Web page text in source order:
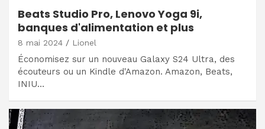
Beats Studio Pro, Lenovo Yoga 9i,
banques d'alimentation et plus
8 mai 2024 Lionel
Économisez sur un nouveau Galaxy S24 Ultra, des
écouteurs ou un Kindle d'Amazon. Amazon, Beats,
INIU…